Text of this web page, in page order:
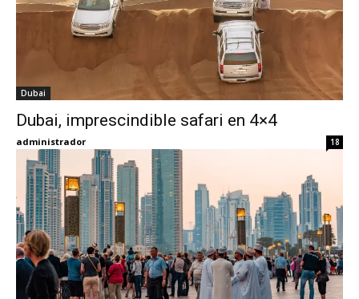
Dubai
Dubai, imprescindible safari en 4×4
administrador 18